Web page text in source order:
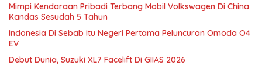
Mimpi Kendaraan Pribadi Terbang Mobil Volkswagen Di China
Kandas Sesudah 5 Tahun
Indonesia Di Sebab Itu Negeri Pertama Peluncuran Omoda O4
EV
Debut Dunia, Suzuki XL7 Facelift Di GIIAS 2026